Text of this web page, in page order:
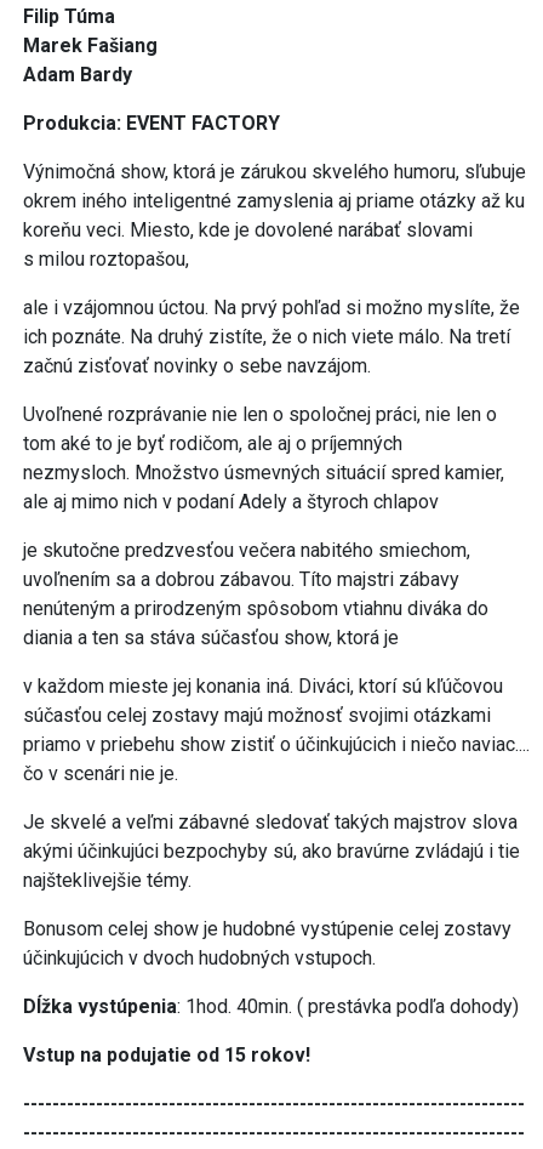
Filip Túma
Marek Fašiang
Adam Bardy
Produkcia: EVENT FACTORY
Výnimočná show, ktorá je zárukou skvelého humoru, sľubuje
okrem iného inteligentné zamyslenia aj priame otázky až ku
koreňu veci. Miesto, kde je dovolené narábať slovami
s milou roztopašou,
ale i vzájomnou úctou. Na prvý pohľad si možno myslíte, že
ich poznáte. Na druhý zistíte, že o nich viete málo. Na tretí
začnú zisťovať novinky o sebe navzájom.
Uvoľnené rozprávanie nie len o spoločnej práci, nie len o
tom aké to je byť rodičom, ale aj o príjemných
nezmysloch. Množstvo úsmevných situácií spred kamier,
ale aj mimo nich v podaní Adely a štyroch chlapov
je skutočne predzvesťou večera nabitého smiechom,
uvoľnením sa a dobrou zábavou. Títo majstri zábavy
nenúteným a prirodzeným spôsobom vtiahnu diváka do
diania a ten sa stáva súčasťou show, ktorá je
v každom mieste jej konania iná. Diváci, ktorí sú kľúčovou
súčasťou celej zostavy majú možnosť svojimi otázkami
priamo v priebehu show zistiť o účinkujúcich i niečo naviac....
čo v scenári nie je.
Je skvelé a veľmi zábavné sledovať takých majstrov slova
akými účinkujúci bezpochyby sú, ako bravúrne zvládajú i tie
najšteklivejšie témy.
Bonusom celej show je hudobné vystúpenie celej zostavy
účinkujúcich v dvoch hudobných vstupoch.
Dĺžka vystúpenia: 1hod. 40min. ( prestávka podľa dohody)
Vstup na podujatie od 15 rokov!
---------------------------------------------------------------------
---------------------------------------------------------------------